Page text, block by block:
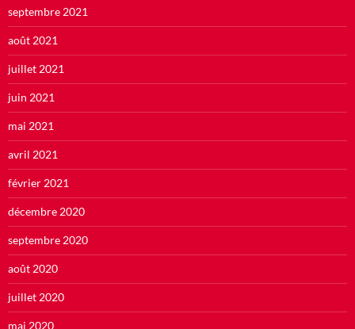
septembre 2021
août 2021
juillet 2021
juin 2021
mai 2021
avril 2021
février 2021
décembre 2020
septembre 2020
août 2020
juillet 2020
mai 2020